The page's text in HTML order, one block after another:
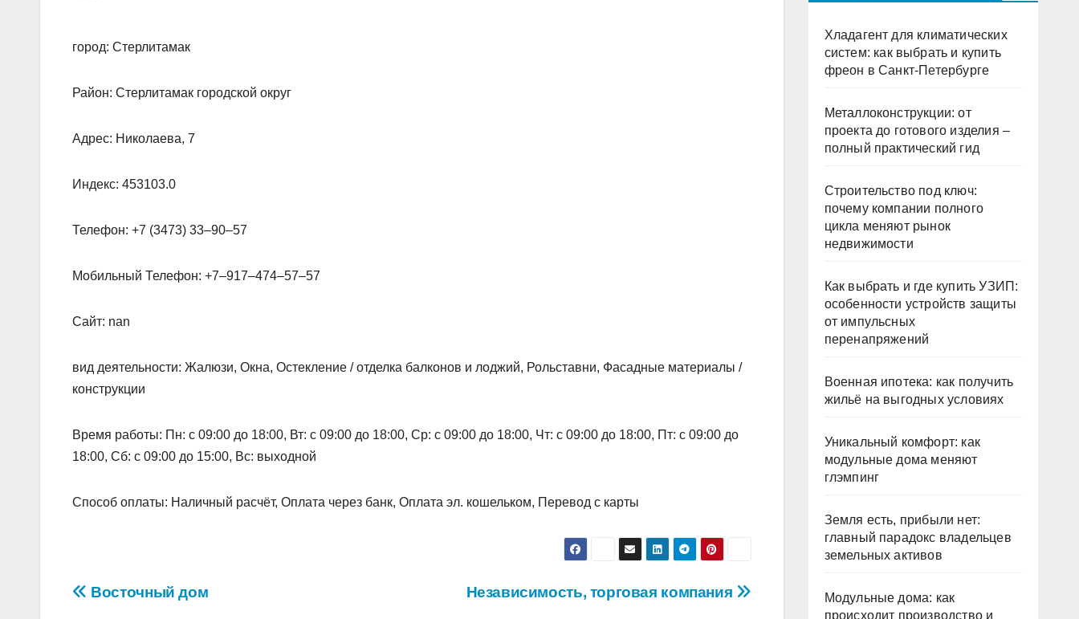
город: Стерлитамак
Район: Стерлитамак городской округ
Адрес: Николаева, 7
Индекс: 453103.0
Телефон: +7 (3473) 33‒90‒57
Мобильный Телефон: +7‒917‒474‒57‒57
Сайт: nan
вид деятельности: Жалюзи, Окна, Остекление / отделка балконов и лоджий, Рольставни, Фасадные материалы /
конструкции
Время работы: Пн: с 09:00 до 18:00, Вт: с 09:00 до 18:00, Ср: с 09:00 до 18:00, Чт: с 09:00 до 18:00, Пт: с 09:00 до
18:00, Сб: с 09:00 до 15:00, Вс: выходной
Способ оплаты: Наличный расчёт, Оплата через банк, Оплата эл. кошельком, Перевод с карты
Навигация
Независимость, торговая компания
Восточный дом
Хладагент для климатических
систем: как выбрать и купить
фреон в Санкт-Петербурге
Металлоконструкции: от
проекта до готового изделия –
полный практический гид
Строительство под ключ:
почему компании полного
цикла меняют рынок
недвижимости
Как выбрать и где купить УЗИП:
особенности устройств защиты
от импульсных
перенапряжений
Военная ипотека: как получить
жильё на выгодных условиях
Уникальный комфорт: как
модульные дома меняют
глэмпинг
Земля есть, прибыли нет:
главный парадокс владельцев
земельных активов
Модульные дома: как
происходит производство и